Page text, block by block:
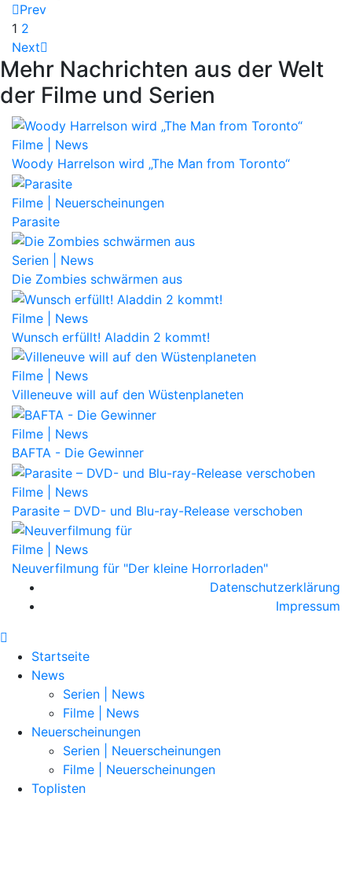
Prev
1 2
Next
Mehr Nachrichten aus der Welt
der Filme und Serien
Filme | News
Woody Harrelson wird „The Man from Toronto“
Filme | Neuerscheinungen
Parasite
Serien | News
Die Zombies schwärmen aus
Filme | News
Wunsch erfüllt! Aladdin 2 kommt!
Filme | News
Villeneuve will auf den Wüstenplaneten
Filme | News
BAFTA - Die Gewinner
Filme | News
Parasite – DVD- und Blu-ray-Release verschoben
Filme | News
Neuverfilmung für "Der kleine Horrorladen"
Datenschutzerklärung
Impressum
Startseite
News
Serien | News
Filme | News
Neuerscheinungen
Serien | Neuerscheinungen
Filme | Neuerscheinungen
Toplisten